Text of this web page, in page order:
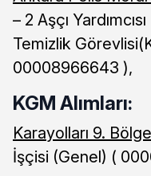
– 2 Aşçı
Temizlik
00008966643 ),
KGM Alımları:
Karayolları 9.
İşçisi (Genel) (